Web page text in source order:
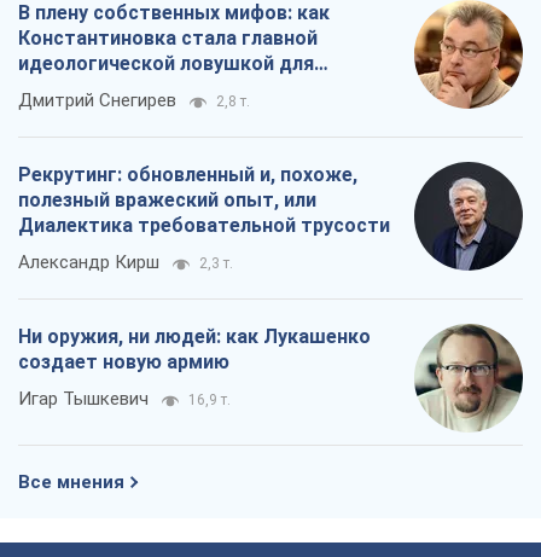
В плену собственных мифов: как
Константиновка стала главной
идеологической ловушкой для
российских оккупантов
Дмитрий Снегирев 2,8 т.
Рекрутинг: обновленный и, похоже,
полезный вражеский опыт, или
Диалектика требовательной трусости
Александр Кирш 2,3 т.
Ни оружия, ни людей: как Лукашенко
создает новую армию
Игар Тышкевич 16,9 т.
Все мнения